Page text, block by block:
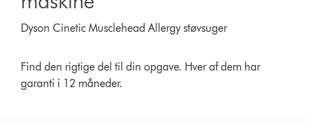
Dyson Cinetic Musclehead Allergy støvsuger
Find den rigtige del til din opgave. Hver af dem har
garanti i 12 måneder.